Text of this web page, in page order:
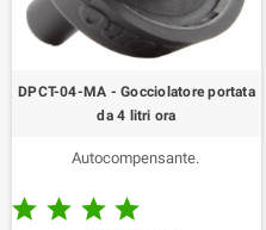
DPCT-04-MA - Gocciolatore portata
da 4 litri ora
Autocompensante.
   